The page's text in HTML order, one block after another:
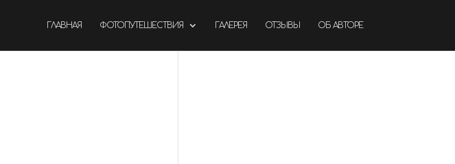
ГЛАВНАЯ ФОТОПУТЕШЕСТВИЯ ГАЛЕРЕЯ ОТЗЫВЫ ОБ АВТОРЕ